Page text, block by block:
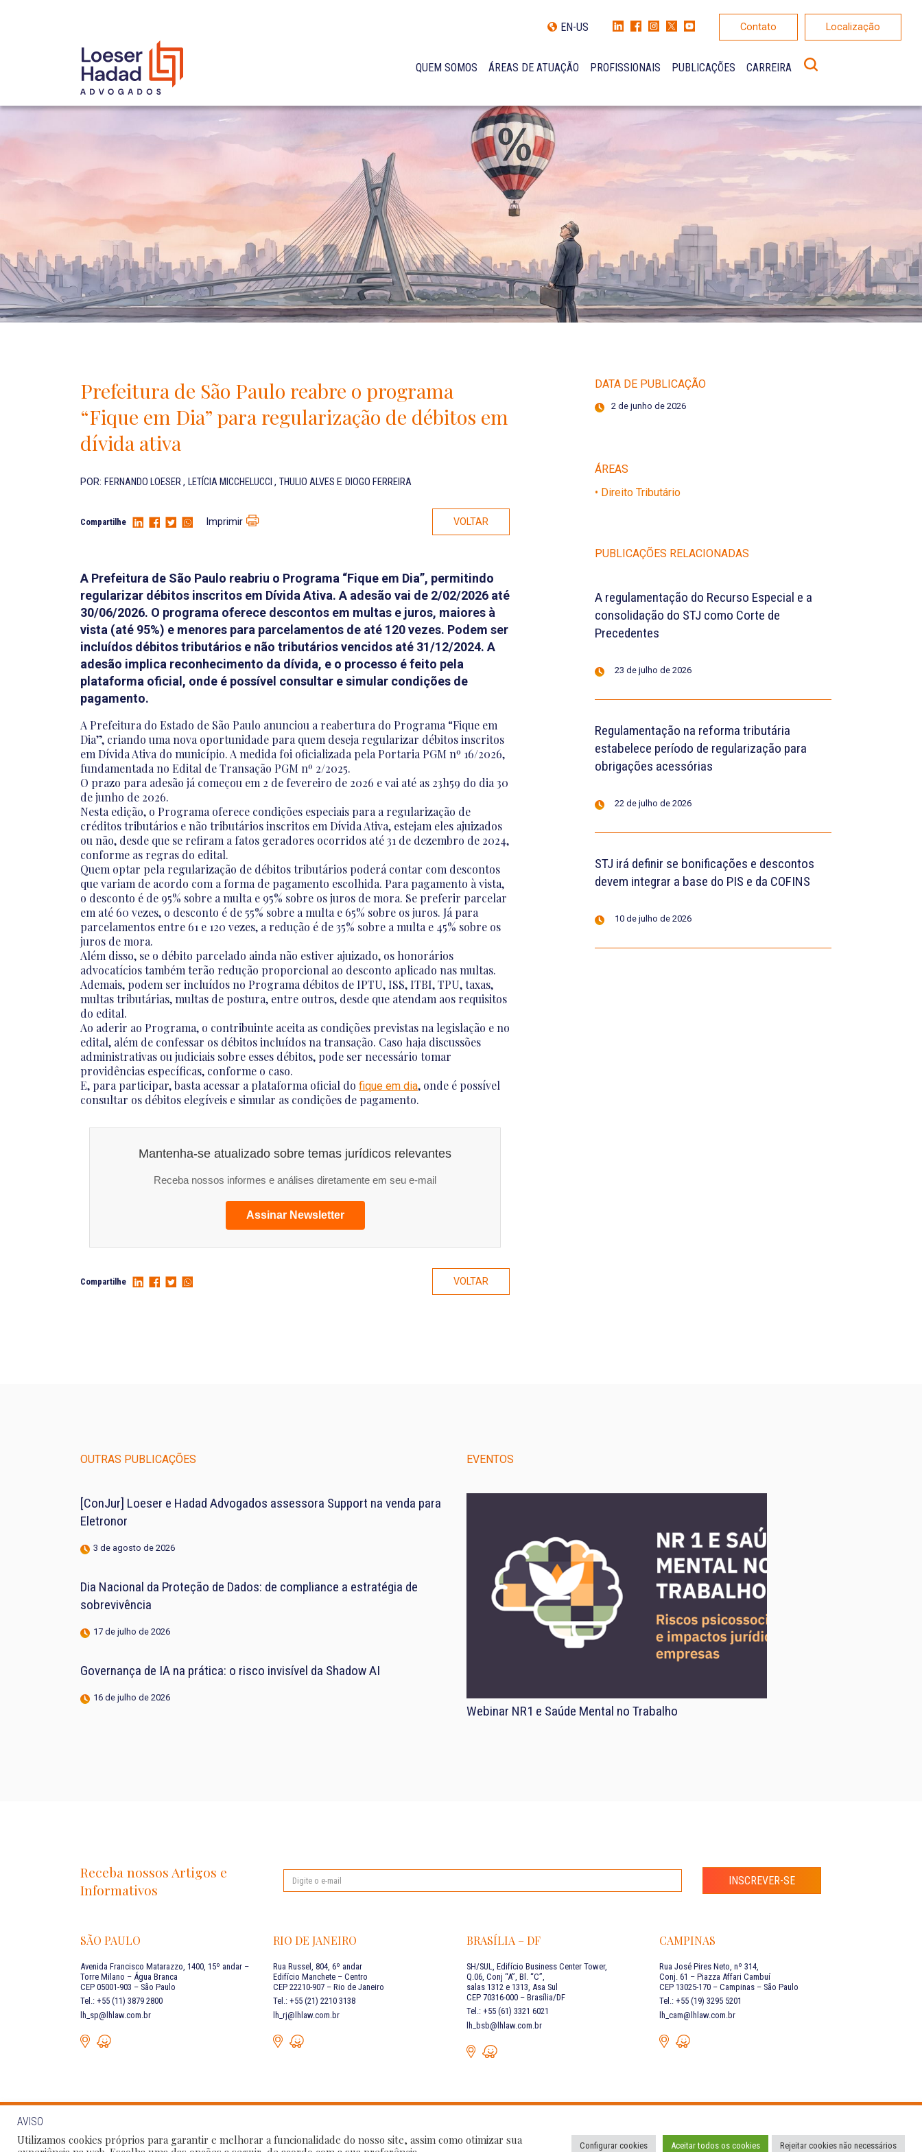
INTERNATIONAL NETWORK
PRÊMIOS
NOSSA EQUIPE
EN-US Contato Localização
QUEM SOMOS
INCLUSÃO E DIVERSIDADE
INTERNATIONAL NETWORK
ÁREAS DE ATUAÇÃO PROFISSIONAIS PUBLICAÇÕES CARREIRA
Prefeitura de São Paulo reabre o programa
“Fique em Dia” para regularização de débitos em
dívida ativa
POR: FERNANDO LOESER, LETÍCIA MICCHELUCCI , THULIO ALVES E DIOGO FERREIRA
Compartilhe Imprimir VOLTAR
A Prefeitura de São Paulo reabriu o Programa “Fique em Dia”, permitindo
regularizar débitos inscritos em Dívida Ativa. A adesão vai de 2/02/2026 até
30/06/2026. O programa oferece descontos em multas e juros, maiores à
vista (até 95%) e menores para parcelamentos de até 120 vezes. Podem ser
incluídos débitos tributários e não tributários vencidos até 31/12/2024. A
adesão implica reconhecimento da dívida, e o processo é feito pela
plataforma oficial, onde é possível consultar e simular condições de
pagamento.
A Prefeitura do Estado de São Paulo anunciou a reabertura do Programa “Fique em
Dia”, criando uma nova oportunidade para quem deseja regularizar débitos inscritos
em Dívida Ativa do município. A medida foi oficializada pela Portaria PGM nº 16/2026,
fundamentada no Edital de Transação PGM nº 2/2025.
O prazo para adesão já começou em 2 de fevereiro de 2026 e vai até as 23h59 do dia 30
de junho de 2026.
Nesta edição, o Programa oferece condições especiais para a regularização de
créditos tributários e não tributários inscritos em Dívida Ativa, estejam eles ajuizados
ou não, desde que se refiram a fatos geradores ocorridos até 31 de dezembro de 2024,
conforme as regras do edital.
Quem optar pela regularização de débitos tributários poderá contar com descontos
que variam de acordo com a forma de pagamento escolhida. Para pagamento à vista,
o desconto é de 95% sobre a multa e 95% sobre os juros de mora. Se preferir parcelar
em até 60 vezes, o desconto é de 55% sobre a multa e 65% sobre os juros. Já para
parcelamentos entre 61 e 120 vezes, a redução é de 35% sobre a multa e 45% sobre os
juros de mora.
Além disso, se o débito parcelado ainda não estiver ajuizado, os honorários
advocatícios também terão redução proporcional ao desconto aplicado nas multas.
Ademais, podem ser incluídos no Programa débitos de IPTU, ISS, ITBI, TPU, taxas,
multas tributárias, multas de postura, entre outros, desde que atendam aos requisitos
do edital.
Ao aderir ao Programa, o contribuinte aceita as condições previstas na legislação e no
edital, além de confessar os débitos incluídos na transação. Caso haja discussões
administrativas ou judiciais sobre esses débitos, pode ser necessário tomar
providências específicas, conforme o caso.
E, para participar, basta acessar a plataforma oficial do fique em dia, onde é possível
consultar os débitos elegíveis e simular as condições de pagamento.
Mantenha-se atualizado sobre temas jurídicos relevantes
Receba nossos informes e análises diretamente em seu e-mail
Assinar Newsletter
Compartilhe VOLTAR
DATA DE PUBLICAÇÃO
2 de junho de 2026
ÁREAS
• Direito Tributário
PUBLICAÇÕES RELACIONADAS
A regulamentação do Recurso Especial e a
consolidação do STJ como Corte de
Precedentes
23 de julho de 2026
Regulamentação na reforma tributária
estabelece período de regularização para
obrigações acessórias
22 de julho de 2026
STJ irá definir se bonificações e descontos
devem integrar a base do PIS e da COFINS
10 de julho de 2026
OUTRAS PUBLICAÇÕES
[ConJur] Loeser e Hadad Advogados assessora Support na venda para
Eletronor
3 de agosto de 2026
Dia Nacional da Proteção de Dados: de compliance a estratégia de
sobrevivência
17 de julho de 2026
Governança de IA na prática: o risco invisível da Shadow AI
16 de julho de 2026
EVENTOS
Webinar NR1 e Saúde Mental no Trabalho
Receba nossos Artigos e
Informativos
INSCREVER-SE
SÃO PAULO
Avenida Francisco Matarazzo, 1400, 15º andar –
Torre Milano – Água Branca
CEP 05001-903 – São Paulo
Tel.: +55 (11) 3879 2800
lh_sp@lhlaw.com.br
RIO DE JANEIRO
Rua Russel, 804, 6º andar
Edifício Manchete – Centro
CEP 22210-907 – Rio de Janeiro
Tel.: +55 (21) 2210 3138
lh_rj@lhlaw.com.br
BRASÍLIA – DF
SH/SUL, Edifício Business Center Tower,
Q.06, Conj “A”, Bl. “C”,
salas 1312 e 1313, Asa Sul
CEP 70316-000 – Brasília/DF
Tel.: +55 (61) 3321 6021
lh_bsb@lhlaw.com.br
CAMPINAS
Rua José Pires Neto, nº 314,
Conj. 61 – Piazza Affari Cambuí
CEP 13025-170 – Campinas – São Paulo
Tel.: +55 (19) 3295 5201
lh_cam@lhlaw.com.br
FALE CONOSCO
sociais:
Política de Privacidade Condições de Uso Código de Conduta
AVISO
Utilizamos cookies próprios para garantir e melhorar a funcionalidade do nosso site, assim como otimizar sua
Configurar cookies Aceitar todos os cookies Rejeitar cookies não necessários